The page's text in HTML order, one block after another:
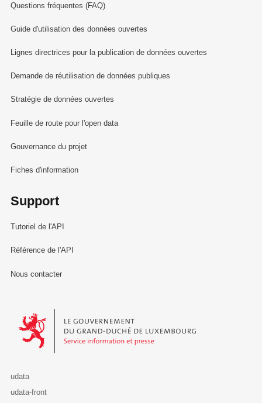
Questions fréquentes (FAQ)
Guide d'utilisation des données ouvertes
Lignes directrices pour la publication de données ouvertes
Demande de réutilisation de données publiques
Stratégie de données ouvertes
Feuille de route pour l'open data
Gouvernance du projet
Fiches d'information
Support
Tutoriel de l'API
Référence de l'API
Nous contacter
Le Gouvernement du Grand-Duché de Luxembourg - Service
udata
udata-front